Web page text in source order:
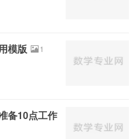
模版
1
备10点工作